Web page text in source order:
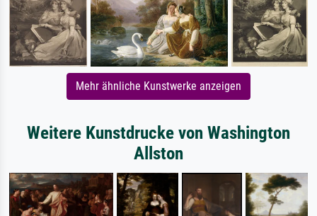
Mehr ähnliche Kunstwerke anzeigen
Weitere Kunstdrucke von Washington
Allston